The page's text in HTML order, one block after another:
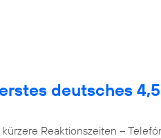
deutsches
Reaktionszeiten –